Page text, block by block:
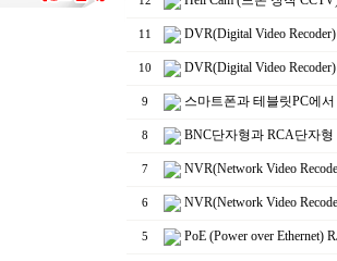
11 DVR(Digital Video
10 DVR(Digital Video
9 스마트폰과 테블릿PC에
8 BNC단자형과 RCA단자
7 NVR(Network Video
6 NVR(Network Video
5 PoE (Power over